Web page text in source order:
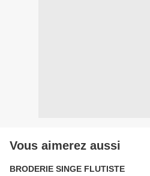
Vous aimerez aussi
BRODERIE SINGE FLUTISTE